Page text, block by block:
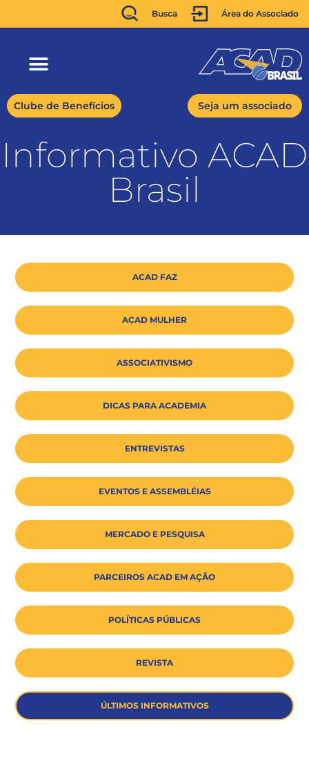
Busca Área do Associado
Clube de Benefícios Seja um associado
Informativo ACAD
Brasil
ACAD FAZ
ACAD MULHER
ASSOCIATIVISMO
DICAS PARA ACADEMIA
ENTREVISTAS
EVENTOS E ASSEMBLÉIAS
MERCADO E PESQUISA
PARCEIROS ACAD EM AÇÃO
POLÍTICAS PÚBLICAS
REVISTA
ÚLTIMOS INFORMATIVOS